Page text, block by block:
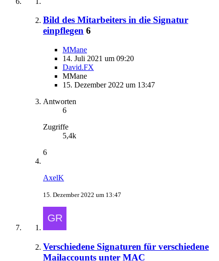
Bild des Mitarbeiters in die Signatur
einpflegen 6
MMane
14. Juli 2021 um 09:20
David.FX
MMane
15. Dezember 2022 um 13:47
Antworten
6
Zugriffe
5,4k
6
AxelK
15. Dezember 2022 um 13:47
Verschiedene Signaturen für verschiedene
Mailaccounts unter MAC